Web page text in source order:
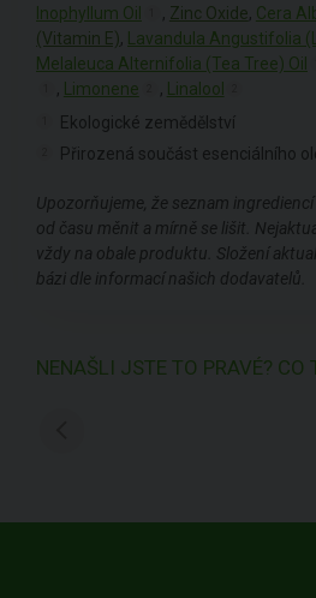
Inophyllum Oil
, Zinc Oxide, Cera
(Vitamin E), Lavandula Angustifolia
Melaleuca Alternifolia (Tea Tree) Oil
, Limonene , Linalool
Ekologické zemědělství
Přirozená součást esenciálního
Upozorňujeme, že seznam
od času měnit a mírně se lišit.
vždy na obale produktu. Složení
bázi dle informací našich dodavatelů.
NENAŠLI JSTE TO PRAVÉ? CO